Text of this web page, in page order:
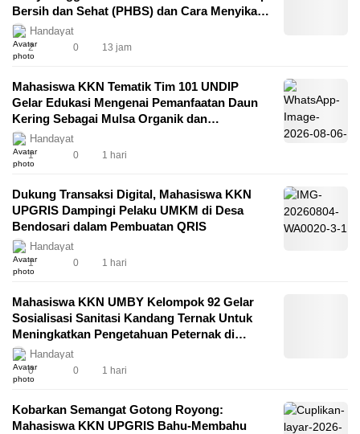
Bersih dan Sehat (PHBS) dan Cara Menyikat
Gigi yang Baik dan Benar di SD Negeri Kenep
03
Handayat
2 0 13 jam
Mahasiswa KKN Tematik Tim 101 UNDIP
Gelar Edukasi Mengenai Pemanfaatan Daun
Kering Sebagai Mulsa Organik dan
Pembuatan Plant Growth Promoting
Rhizobacteria (PGPR) di Lingkungan
Kampung Perbalan Kelurahan Gunungpati
Handayat
1 0 1 hari
Dukung Transaksi Digital, Mahasiswa KKN
UPGRIS Dampingi Pelaku UMKM di Desa
Bendosari dalam Pembuatan QRIS
Handayat
1 0 1 hari
Mahasiswa KKN UMBY Kelompok 92 Gelar
Sosialisasi Sanitasi Kandang Ternak Untuk
Meningkatkan Pengetahuan Peternak di
Padukuhan Salam
Handayat
0 0 1 hari
Kobarkan Semangat Gotong Royong:
Mahasiswa KKN UPGRIS Bahu-Membahu